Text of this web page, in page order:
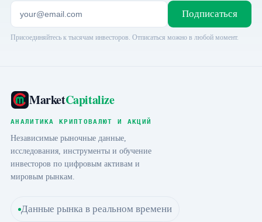
Подписаться
Присоединяйтесь к тысячам инвесторов. Отписаться можно в любой момент.
MarketCapitalize
АНАЛИТИКА КРИПТОВАЛЮТ И АКЦИЙ
Независимые рыночные данные,
исследования, инструменты и обучение
инвесторов по цифровым активам и
мировым рынкам.
Данные рынка в реальном времени